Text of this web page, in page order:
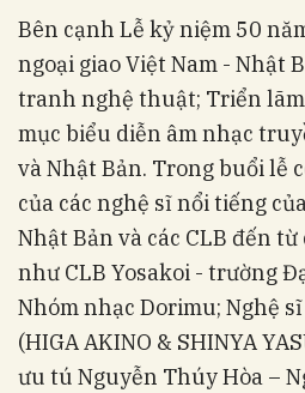
Bên cạnh Lễ kỷ niệm 50
ngoại giao Việt Nam - Nhật
tranh nghệ thuật; Triển
mục biểu diễn âm nhạc
và Nhật Bản. Trong buổi lễ
của các nghệ sĩ nổi tiếng
Nhật Bản và các CLB đến
như CLB Yosakoi - trường
Nhóm nhạc Dorimu; Nghệ
(HIGA AKINO & SHINYA
ưu tú Nguyễn Thúy Hòa –